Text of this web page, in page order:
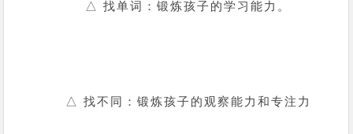
△ 找单词：锻炼孩子的学习能力。
△ 找不同：锻炼孩子的观察能力和专注力